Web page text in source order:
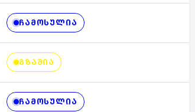
ᲩᲐᲛᲝᲡᲣᲚᲘᲐ
ᲒᲖᲐᲨᲘᲐ
ᲩᲐᲛᲝᲡᲣᲚᲘᲐ